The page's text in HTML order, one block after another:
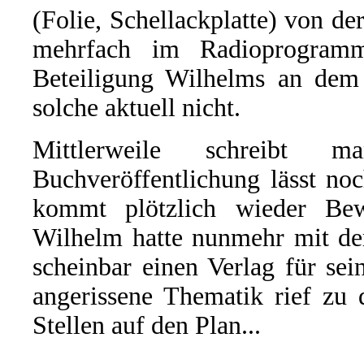
(Folie, Schellackplatte) von
mehrfach im
Beteiligung Wilhelms an
solche aktuell nicht.
Mittlerweile schreibt
Buchveröffentlichung lässt
kommt plötzlich wieder
Wilhelm hatte nunmehr mit
scheinbar einen Verlag für
angerissene Thematik rief zu
Stellen auf den Plan...